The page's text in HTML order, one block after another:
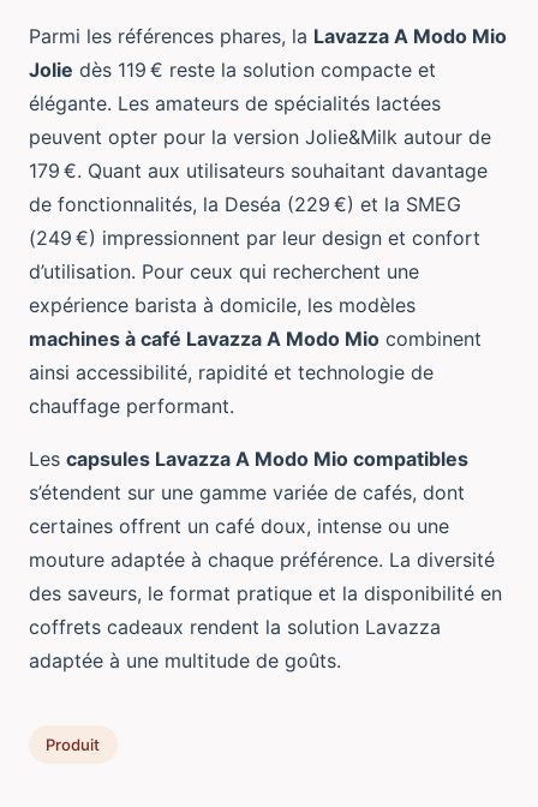
Parmi les références phares, la Lavazza A Modo Mio
Jolie dès 119 € reste la solution compacte et
élégante. Les amateurs de spécialités lactées
peuvent opter pour la version Jolie&Milk autour de
179 €. Quant aux utilisateurs souhaitant davantage
de fonctionnalités, la Deséa (229 €) et la SMEG
(249 €) impressionnent par leur design et confort
d’utilisation. Pour ceux qui recherchent une
expérience barista à domicile, les modèles
machines à café Lavazza A Modo Mio combinent
ainsi accessibilité, rapidité et technologie de
chauffage performant.
Les capsules Lavazza A Modo Mio compatibles
s’étendent sur une gamme variée de cafés, dont
certaines offrent un café doux, intense ou une
mouture adaptée à chaque préférence. La diversité
des saveurs, le format pratique et la disponibilité en
coffrets cadeaux rendent la solution Lavazza
adaptée à une multitude de goûts.
Produit